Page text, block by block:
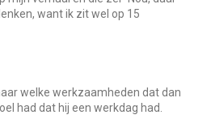
want ik zit wel op 15
welke werkzaamheden dat dan
had dat hij een werkdag had.